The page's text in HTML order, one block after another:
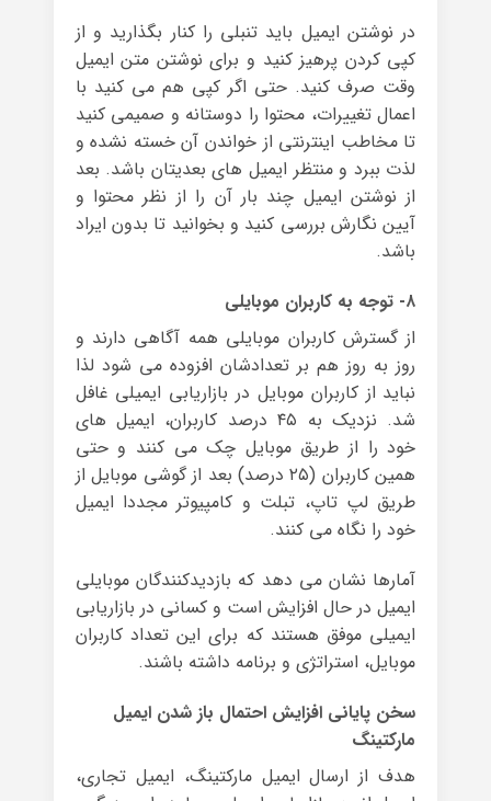
در نوشتن ایمیل باید تنبلی را کنار بگذارید و از
کپی کردن پرهیز کنید و برای نوشتن متن ایمیل
وقت صرف کنید. حتی اگر کپی هم می کنید با
اعمال تغییرات، محتوا را دوستانه و صمیمی کنید
تا مخاطب اینترنتی از خواندن آن خسته نشده و
لذت ببرد و منتظر ایمیل های بعدیتان باشد. بعد
از نوشتن ایمیل چند بار آن را از نظر محتوا و
آیین نگارش بررسی کنید و بخوانید تا بدون ایراد
باشد.
۸- توجه به کاربران موبایلی
از گسترش کاربران موبایلی همه آگاهی دارند و
روز به روز هم بر تعدادشان افزوده می شود لذا
نباید از کاربران موبایل در بازاریابی ایمیلی غافل
شد. نزدیک به ۴۵ درصد کاربران، ایمیل های
خود را از طریق موبایل چک می کنند و حتی
همین کاربران (۲۵ درصد) بعد از گوشی موبایل از
طریق لپ تاپ، تبلت و کامپیوتر مجددا ایمیل
خود را نگاه می کنند.
آمارها نشان می دهد که بازدیدکنندگان موبایلی
ایمیل در حال افزایش است و کسانی در بازاریابی
ایمیلی موفق هستند که برای این تعداد کاربران
موبایل، استراتژی و برنامه داشته باشند.
سخن پایانی افزایش احتمال باز شدن ایمیل
مارکتینگ
هدف از ارسال ایمیل مارکتینگ، ایمیل تجاری،